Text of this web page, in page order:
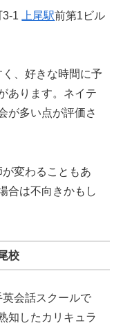
3-1 上尾駅前第1ビル
、好きな時間に予
あります。ネイテ
が多い点が評価さ
変わることもあ
合は不向きかもし
校
会話スクールで
知したカリキュラ